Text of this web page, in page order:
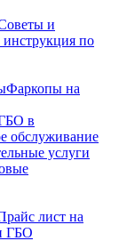
и
инструкция по
Фаркопы на
в
обслуживание
услуги
лист на
ГБО